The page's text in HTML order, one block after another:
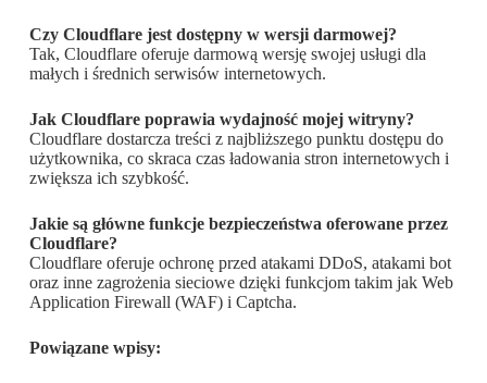
Czy Cloudflare jest dostępny w wersji darmowej?
Tak, Cloudflare oferuje darmową wersję swojej usługi dla
małych i średnich serwisów internetowych.
Jak Cloudflare poprawia wydajność mojej witryny?
Cloudflare dostarcza treści z najbliższego punktu dostępu do
użytkownika, co skraca czas ładowania stron internetowych i
zwiększa ich szybkość.
Jakie są główne funkcje bezpieczeństwa oferowane przez
Cloudflare?
Cloudflare oferuje ochronę przed atakami DDoS, atakami bot
oraz inne zagrożenia sieciowe dzięki funkcjom takim jak Web
Application Firewall (WAF) i Captcha.
Powiązane wpisy: